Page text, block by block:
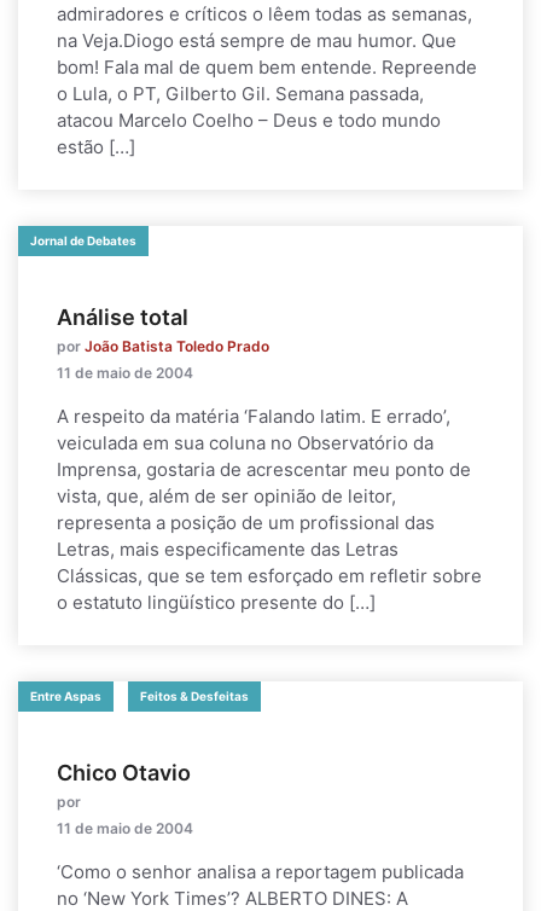
admiradores e críticos o lêem todas as semanas,
na Veja.Diogo está sempre de mau humor. Que
bom! Fala mal de quem bem entende. Repreende
o Lula, o PT, Gilberto Gil. Semana passada,
atacou Marcelo Coelho – Deus e todo mundo
estão […]
Jornal de Debates
Análise total
por João Batista Toledo Prado
11 de maio de 2004
A respeito da matéria ‘Falando latim. E errado’,
veiculada em sua coluna no Observatório da
Imprensa, gostaria de acrescentar meu ponto de
vista, que, além de ser opinião de leitor,
representa a posição de um profissional das
Letras, mais especificamente das Letras
Clássicas, que se tem esforçado em refletir sobre
o estatuto lingüístico presente do […]
Entre Aspas Feitos & Desfeitas
Chico Otavio
por
11 de maio de 2004
‘Como o senhor analisa a reportagem publicada
no ‘New York Times’? ALBERTO DINES: A